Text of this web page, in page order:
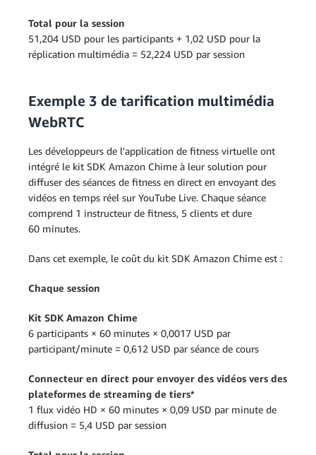
Total pour la session
51,204 USD pour les participants + 1,02 USD pour la
réplication multimédia = 52,224 USD par session
Exemple 3 de tarification multimédia
WebRTC
Les développeurs de l'application de fitness virtuelle ont
intégré le kit SDK Amazon Chime à leur solution pour
diffuser des séances de fitness en direct en envoyant des
vidéos en temps réel sur YouTube Live. Chaque séance
comprend 1 instructeur de fitness, 5 clients et dure
60 minutes.
Dans cet exemple, le coût du kit SDK Amazon Chime est :
Chaque session
Kit SDK Amazon Chime
6 participants × 60 minutes × 0,0017 USD par
participant/minute = 0,612 USD par séance de cours
Connecteur en direct pour envoyer des vidéos vers des
plateformes de streaming de tiers*
1 flux vidéo HD × 60 minutes × 0,09 USD par minute de
diffusion = 5,4 USD par session